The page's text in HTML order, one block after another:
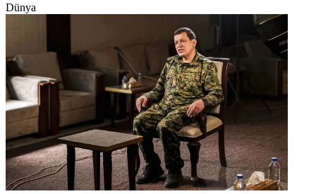
Dünya